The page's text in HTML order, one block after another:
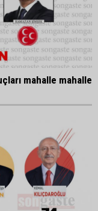
mahalle mahalle